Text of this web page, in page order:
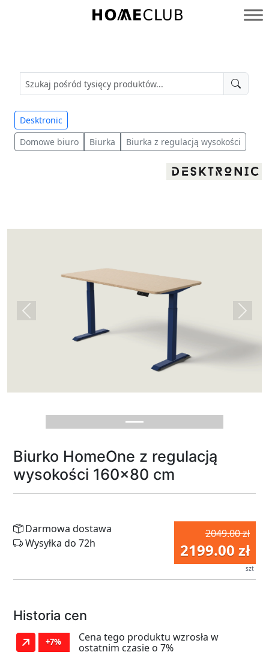
Homeclub
Desktronic
Domowe biuro
Biurka Biurka z regulacją wysokości
Previous Next
Biurko HomeOne z regulacją
wysokości 160x80 cm
2049.00 zł
2199.00 zł
szt
Darmowa dostawa
Wysyłka do 72h
Historia cen
+7%
Cena tego produktu wzrosła w
ostatnim czasie o 7%